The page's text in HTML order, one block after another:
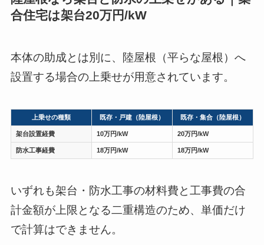
合住宅は架台20万円/kW
本体の助成とは別に、陸屋根（平らな屋根）へ
設置する場合の上乗せが用意されています。
上乗せの種類 既存・戸建（陸屋根） 既存・集合（陸屋根）
架台設置経費 10万円/kW 20万円/kW
防水工事経費 18万円/kW 18万円/kW
いずれも架台・防水工事の材料費と工事費の合
計金額が上限となる二重構造のため、単価だけ
で計算はできません。